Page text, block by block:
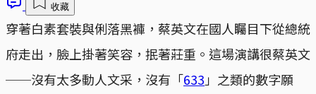
收藏
穿著白素套裝與俐落黑褲，蔡英文在國人矚目下從總統
府走出，臉上掛著笑容，抿著莊重。這場演講很蔡英文
──沒有太多動人文采，沒有「633 」之類的數字願